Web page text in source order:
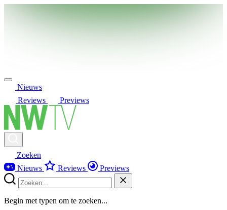
Nieuws
Reviews
Previews
Zoeken
Nieuws
Reviews Previews
Begin met typen om te zoeken...